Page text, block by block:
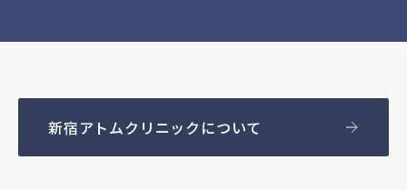
新宿アトムクリニックについて